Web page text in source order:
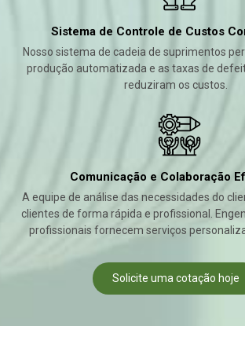
Sistema de Controle de Custos
Nosso sistema de cadeia de suprimentos
produção automatizada e as taxas de
reduziram os custos.
Comunicação e Colaboração
A equipe de análise das necessidades do
clientes de forma rápida e profissional.
profissionais fornecem serviços
Solicite uma cotação hoje